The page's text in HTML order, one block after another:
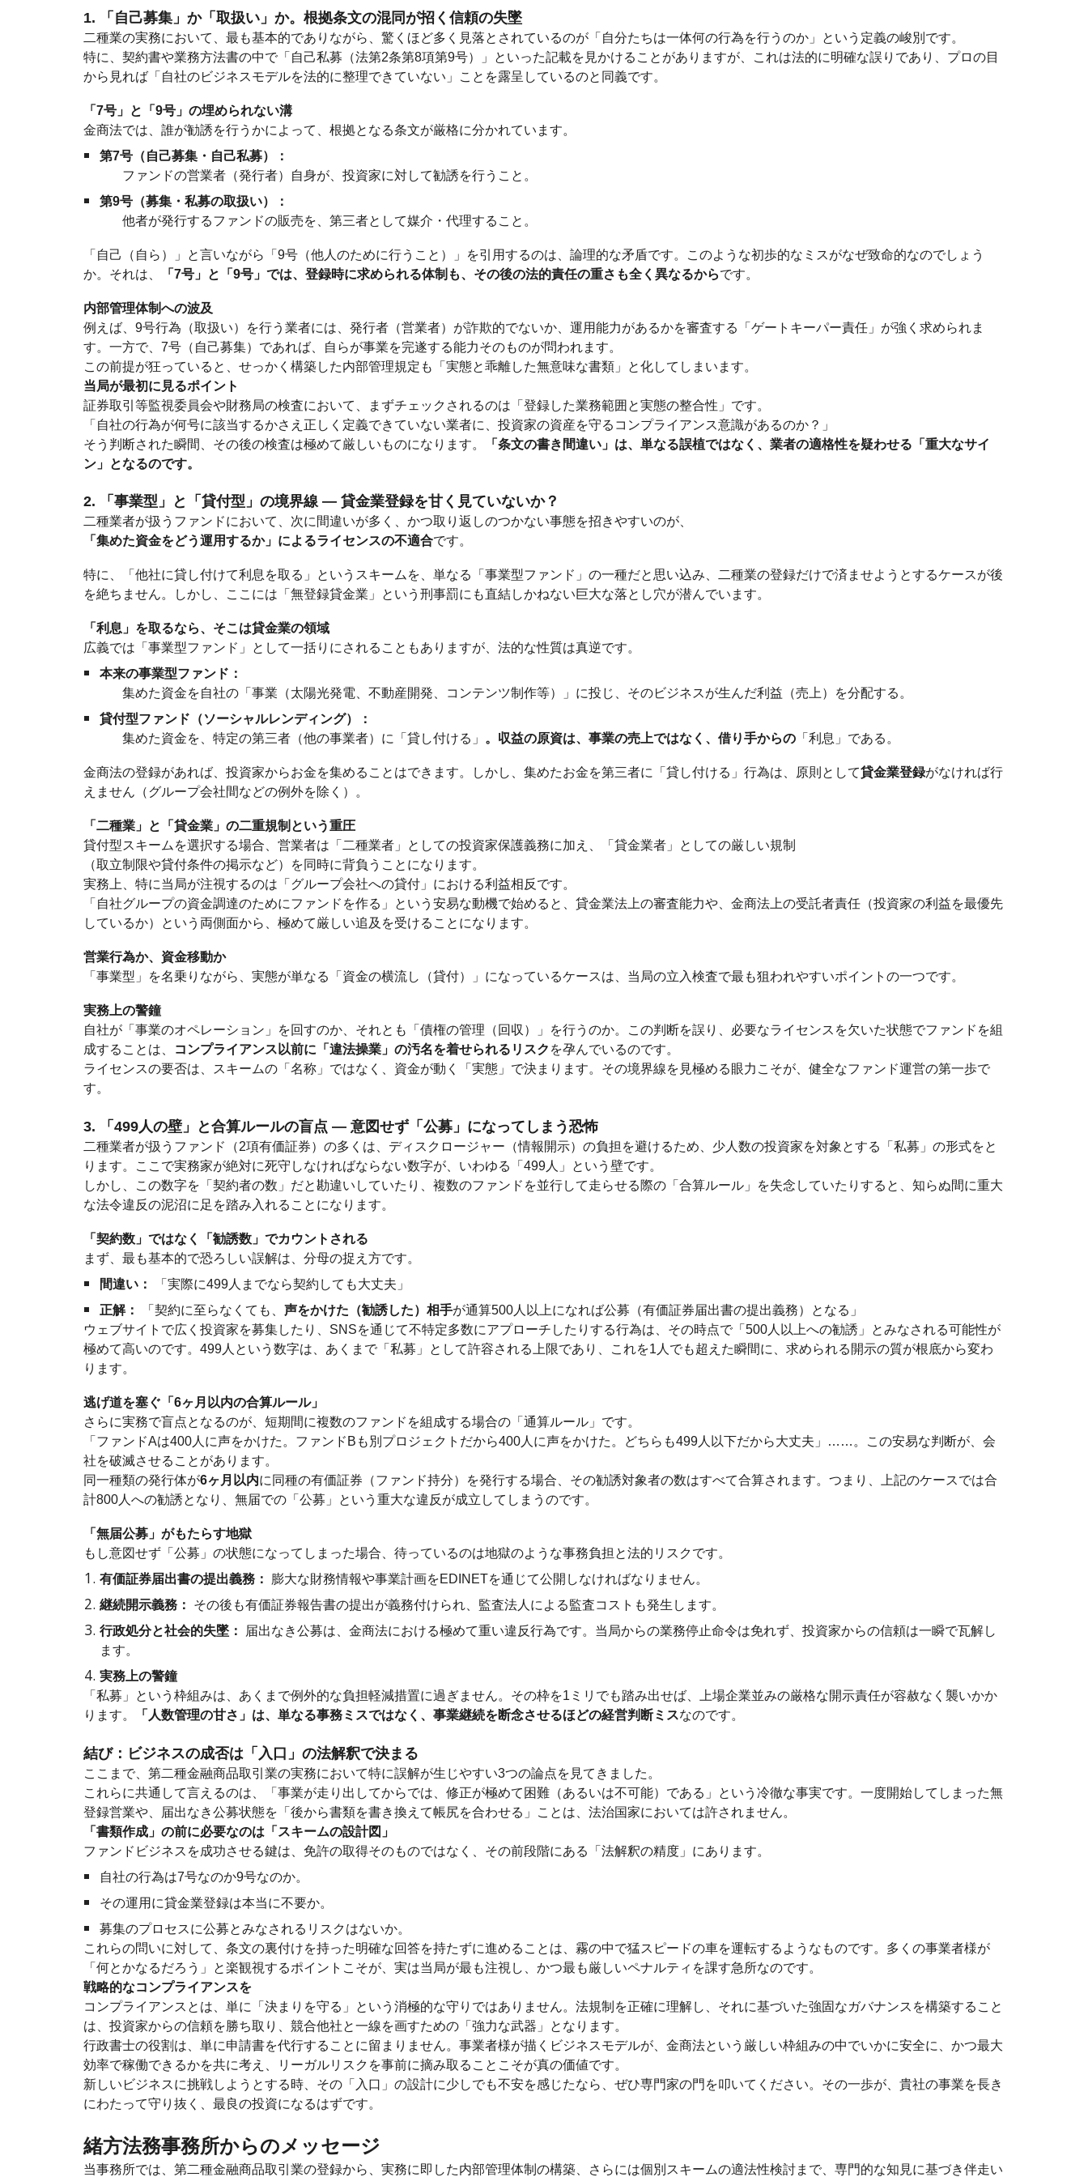
1. 「自己募集」か「取扱い」か。根拠条文の混同が招く信頼の失墜
二種業の実務において、最も基本的でありながら、驚くほど多く見落とされているのが「自分たちは一体何の行為を行うのか」という定義の峻別です。
特に、契約書や業務方法書の中で「自己私募（法第2条第8項第9号）」といった記載を見かけることがありますが、これは法的に明確な誤りであり、プロの目
から見れば「自社のビジネスモデルを法的に整理できていない」ことを露呈しているのと同義です。
「7号」と「9号」の埋められない溝
金商法では、誰が勧誘を行うかによって、根拠となる条文が厳格に分かれています。
第7号（自己募集・自己私募）：
ファンドの営業者（発行者）自身が、投資家に対して勧誘を行うこと。
第9号（募集・私募の取扱い）：
他者が発行するファンドの販売を、第三者として媒介・代理すること。
「自己（自ら）」と言いながら「9号（他人のために行うこと）」を引用するのは、論理的な矛盾です。このような初歩的なミスがなぜ致命的なのでしょう
か。それは、
「7号」と「9号」では、登録時に求められる体制も、その後の法的責任の重さも全く異なるからです。
内部管理体制への波及
例えば、9号行為（取扱い）を行う業者には、発行者（営業者）が詐欺的でないか、運用能力があるかを審査する「ゲートキーパー責任」が強く求められま
す。一方で、7号（自己募集）であれば、自らが事業を完遂する能力そのものが問われます。
この前提が狂っていると、せっかく構築した内部管理規定も「実態と乖離した無意味な書類」と化してしまいます。
当局が最初に見るポイント
証券取引等監視委員会や財務局の検査において、まずチェックされるのは「登録した業務範囲と実態の整合性」です。
「自社の行為が何号に該当するかさえ正しく定義できていない業者に、投資家の資産を守るコンプライアンス意識があるのか？」
そう判断された瞬間、その後の検査は極めて厳しいものになります。
「条文の書き間違い」は、単なる誤植ではなく、業者の適格性を疑わせる「重大なサイ
ン」となるのです。
2. 「事業型」と「貸付型」の境界線 — 貸金業登録を甘く見ていないか？
二種業者が扱うファンドにおいて、次に間違いが多く、かつ取り返しのつかない事態を招きやすいのが、
「集めた資金をどう運用するか」によるライセンスの不適合です。
特に、「他社に貸し付けて利息を取る」というスキームを、単なる「事業型ファンド」の一種だと思い込み、二種業の登録だけで済ませようとするケースが後
を絶ちません。しかし、ここには「無登録貸金業」という刑事罰にも直結しかねない巨大な落とし穴が潜んでいます。
「利息」を取るなら、そこは貸金業の領域
広義では「事業型ファンド」として一括りにされることもありますが、法的な性質は真逆です。
本来の事業型ファンド：
集めた資金を自社の「事業（太陽光発電、不動産開発、コンテンツ制作等）」に投じ、そのビジネスが生んだ利益（売上）を分配する。
貸付型ファンド（ソーシャルレンディング）：
集めた資金を、特定の第三者（他の事業者）に「貸し付ける」 。収益の原資は、事業の売上ではなく、借り手からの「利息」である。
金商法の登録があれば、投資家からお金を集めることはできます。しかし、集めたお金を第三者に「貸し付ける」行為は、原則として貸金業登録がなければ行
えません（グループ会社間などの例外を除く）。
「二種業」と「貸金業」の二重規制という重圧
貸付型スキームを選択する場合、営業者は「二種業者」としての投資家保護義務に加え、「貸金業者」としての厳しい規制
（取立制限や貸付条件の掲示など）を同時に背負うことになります。
実務上、特に当局が注視するのは「グループ会社への貸付」における利益相反です。
「自社グループの資金調達のためにファンドを作る」という安易な動機で始めると、貸金業法上の審査能力や、金商法上の受託者責任（投資家の利益を最優先
しているか）という両側面から、極めて厳しい追及を受けることになります。
営業行為か、資金移動か
「事業型」を名乗りながら、実態が単なる「資金の横流し（貸付）」になっているケースは、当局の立入検査で最も狙われやすいポイントの一つです。
実務上の警鐘
自社が「事業のオペレーション」を回すのか、それとも「債権の管理（回収）」を行うのか。この判断を誤り、必要なライセンスを欠いた状態でファンドを組
成することは、
コンプライアンス以前に「違法操業」の汚名を着せられるリスク を孕んでいるのです。
ライセンスの要否は、スキームの「名称」ではなく、資金が動く「実態」で決まります。その境界線を見極める眼力こそが、健全なファンド運営の第一歩で
す。
3. 「499人の壁」と合算ルールの盲点 — 意図せず「公募」になってしまう恐怖
二種業者が扱うファンド（2項有価証券）の多くは、ディスクロージャー（情報開示）の負担を避けるため、少人数の投資家を対象とする「私募」の形式をと
ります。ここで実務家が絶対に死守しなければならない数字が、いわゆる「499人」という壁です。
しかし、この数字を「契約者の数」だと勘違いしていたり、複数のファンドを並行して走らせる際の「合算ルール」を失念していたりすると、知らぬ間に重大
な法令違反の泥沼に足を踏み入れることになります。
「契約数」ではなく「勧誘数」でカウントされる
まず、最も基本的で恐ろしい誤解は、分母の捉え方です。
間違い：
「実際に499人までなら契約しても大丈夫」
正解：
「契約に至らなくても、 声をかけた（勧誘した）相手が通算500人以上になれば公募（有価証券届出書の提出義務）となる」
ウェブサイトで広く投資家を募集したり、SNSを通じて不特定多数にアプローチしたりする行為は、その時点で「500人以上への勧誘」とみなされる可能性が
極めて高いのです。499人という数字は、あくまで「私募」として許容される上限であり、これを1人でも超えた瞬間に、求められる開示の質が根底から変わ
ります。
逃げ道を塞ぐ「6ヶ月以内の合算ルール」
さらに実務で盲点となるのが、短期間に複数のファンドを組成する場合の「通算ルール」です。
「ファンドAは400人に声をかけた。ファンドBも別プロジェクトだから400人に声をかけた。どちらも499人以下だから大丈夫」……。この安易な判断が、会
社を破滅させることがあります。
同一種類の発行体が6ヶ月以内に同種の有価証券（ファンド持分）を発行する場合、その勧誘対象者の数はすべて合算されます。つまり、上記のケースでは合
計800人への勧誘となり、無届での「公募」という重大な違反が成立してしまうのです。
「無届公募」がもたらす地獄
もし意図せず「公募」の状態になってしまった場合、待っているのは地獄のような事務負担と法的リスクです。
有価証券届出書の提出義務：
膨大な財務情報や事業計画をEDINETを通じて公開しなければなりません。
継続開示義務：
その後も有価証券報告書の提出が義務付けられ、監査法人による監査コストも発生します。
行政処分と社会的失墜：
届出なき公募は、金商法における極めて重い違反行為です。当局からの業務停止命令は免れず、投資家からの信頼は一瞬で瓦解し
ます。
実務上の警鐘
「私募」という枠組みは、あくまで例外的な負担軽減措置に過ぎません。その枠を1ミリでも踏み出せば、上場企業並みの厳格な開示責任が容赦なく襲いかか
ります。
「人数管理の甘さ」は、単なる事務ミスではなく、事業継続を断念させるほどの経営判断ミスなのです。
結び：ビジネスの成否は「入口」の法解釈で決まる
ここまで、第二種金融商品取引業の実務において特に誤解が生じやすい3つの論点を見てきました。
これらに共通して言えるのは、「事業が走り出してからでは、修正が極めて困難（あるいは不可能）である」という冷徹な事実です。一度開始してしまった無
登録営業や、届出なき公募状態を「後から書類を書き換えて帳尻を合わせる」ことは、法治国家においては許されません。
「書類作成」の前に必要なのは「スキームの設計図」
ファンドビジネスを成功させる鍵は、免許の取得そのものではなく、その前段階にある「法解釈の精度」にあります。
自社の行為は7号なのか9号なのか。
その運用に貸金業登録は本当に不要か。
募集のプロセスに公募とみなされるリスクはないか。
これらの問いに対して、条文の裏付けを持った明確な回答を持たずに進めることは、霧の中で猛スピードの車を運転するようなものです。多くの事業者様が
「何とかなるだろう」と楽観視するポイントこそが、実は当局が最も注視し、かつ最も厳しいペナルティを課す急所なのです。
戦略的なコンプライアンスを
コンプライアンスとは、単に「決まりを守る」という消極的な守りではありません。法規制を正確に理解し、それに基づいた強固なガバナンスを構築すること
は、投資家からの信頼を勝ち取り、競合他社と一線を画すための「強力な武器」となります。
行政書士の役割は、単に申請書を代行することに留まりません。事業者様が描くビジネスモデルが、金商法という厳しい枠組みの中でいかに安全に、かつ最大
効率で稼働できるかを共に考え、リーガルリスクを事前に摘み取ることこそが真の価値です。
新しいビジネスに挑戦しようとする時、その「入口」の設計に少しでも不安を感じたなら、ぜひ専門家の門を叩いてください。その一歩が、貴社の事業を長き
にわたって守り抜く、最良の投資になるはずです。
緒方法務事務所からのメッセージ
当事務所では、第二種金融商品取引業の登録から、実務に即した内部管理体制の構築、さらには個別スキームの適法性検討まで、専門的な知見に基づき伴走い